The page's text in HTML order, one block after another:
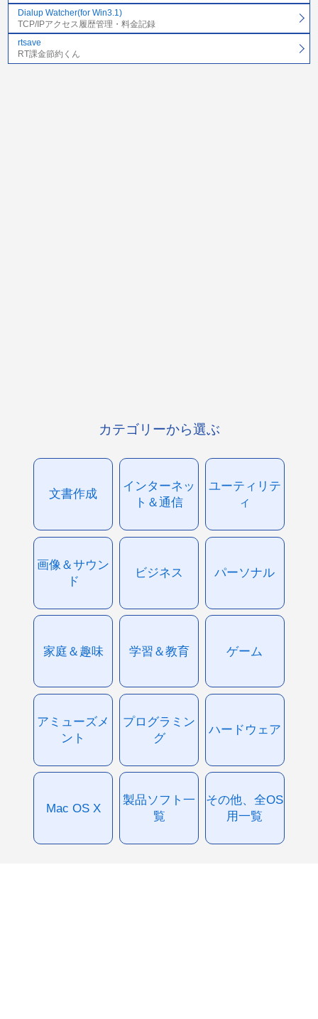
Dialup Watcher(for Win3.1)
TCP/IPアクセス履歴管理・料金記録
rtsave
RT課金節約くん
カテゴリーから選ぶ
文書作成
インターネッ
ト＆通信
ユーティリテ
ィ
画像＆サウン
ド
ビジネス パーソナル
家庭＆趣味 学習＆教育 ゲーム
アミューズメ
ント
プログラミン
グ
ハードウェア
Mac OS X
製品ソフト一
覧
その他、全OS
用一覧